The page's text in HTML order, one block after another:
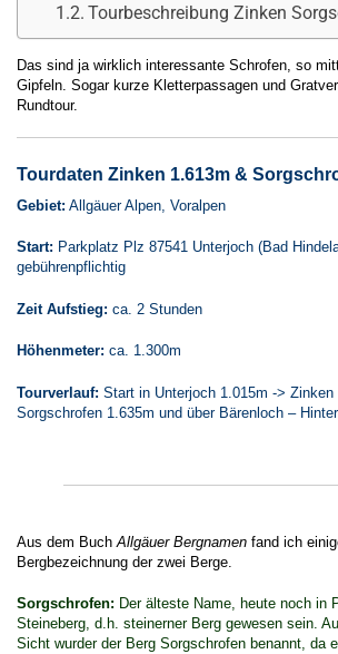
Tourbeschreibung Zinken
Das sind ja wirklich interessante Schrofen, so
Gipfeln. Sogar kurze Kletterpassagen und
Rundtour.
Tourdaten Zinken 1.613m &
Gebiet: Allgäuer Alpen, Voralpen
Start: Parkplatz Plz 87541 Unterjoch (Bad
gebührenpflichtig
Zeit Aufstieg: ca. 2 Stunden
Höhenmeter: ca. 1.300m
Tourverlauf: Start in Unterjoch 1.015m -> Zinken
Sorgschrofen 1.635m und über Bärenloch –
Aus dem Buch Allgäuer Bergnamen fand ich
Bergbezeichnung der zwei Berge.
Sorgschrofen: Der älteste Name, heute noch in
Steineberg, d.h. steinerner Berg gewesen sein.
Sicht wurder der Berg Sorgschrofen benannt, da